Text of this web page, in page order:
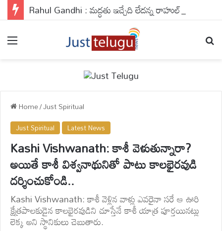
Home/Just Spiritual
Just Spiritual Latest News
Kashi Vishwanath: కాశీ వెళుతున్నారా?
అయితే కాశీ విశ్వనాథునితో పాటు కాలభైరవుడి
దర్శించుకోండి..
Kashi Vishwanath: కాశీ వెళ్లిన వాళ్లు ఎవరైనా సరే ఆ ఊరి
క్షేత్రపాలకుడైన కాలభైరవుడిని చూస్తేనే కాశీ యాత్ర పూర్తయినట్లు
లెక్క అని స్థానికులు చెబుతారు.